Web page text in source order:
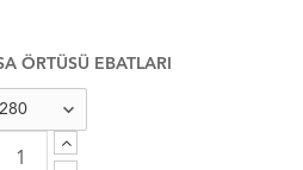
ÖRTÜSÜ EBATLARI